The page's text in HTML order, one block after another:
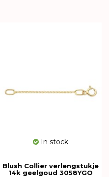
In stock
Blush Collier verlengstukje
14k geelgoud 3058YGO